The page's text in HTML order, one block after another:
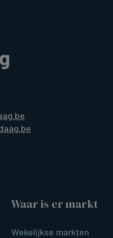
Waar is er markt
Wekelijkse markten